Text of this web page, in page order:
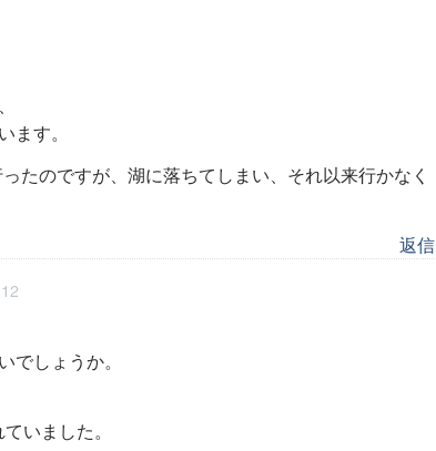
ます。
たのですが、湖に落ちてしまい、それ以来行かなく
返信
でしょうか。
いました。